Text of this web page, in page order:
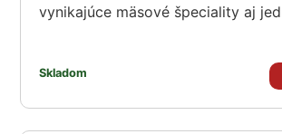
vynikajúce mäsové špeciality aj
Skladom